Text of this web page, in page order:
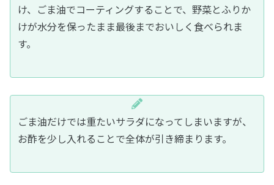
け、ごま油でコーティングすることで、野菜とふりか
けが水分を保ったまま最後までおいしく食べられま
す。
ごま油だけでは重たいサラダになってしまいますが、
お酢を少し入れることで全体が引き締まります。